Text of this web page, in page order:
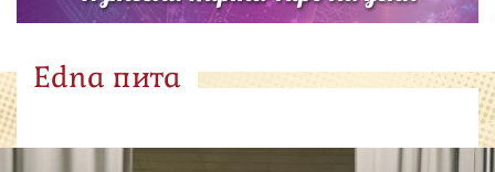
Edna пита